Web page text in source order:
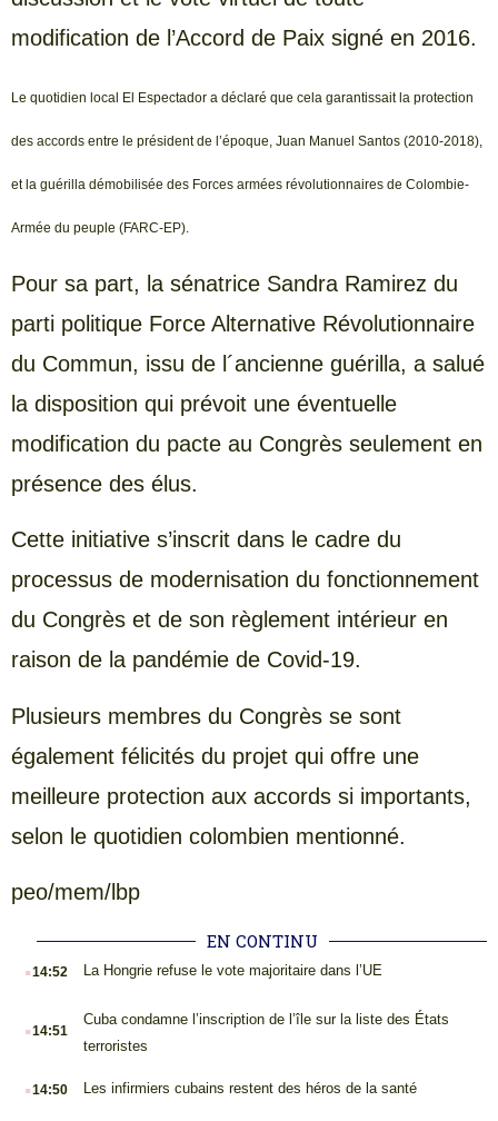
modification de l’Accord de Paix signé en 2016.
Le quotidien local El Espectador a déclaré que cela garantissait la protection
des accords entre le président de l’époque, Juan Manuel Santos (2010-2018),
et la guérilla démobilisée des Forces armées révolutionnaires de Colombie-
Armée du peuple (FARC-EP).
Pour sa part, la sénatrice Sandra Ramirez du
parti politique Force Alternative Révolutionnaire
du Commun, issu de l´ancienne guérilla, a salué
la disposition qui prévoit une éventuelle
modification du pacte au Congrès seulement en
présence des élus.
Cette initiative s’inscrit dans le cadre du
processus de modernisation du fonctionnement
du Congrès et de son règlement intérieur en
raison de la pandémie de Covid-19.
Plusieurs membres du Congrès se sont
également félicités du projet qui offre une
meilleure protection aux accords si importants,
selon le quotidien colombien mentionné.
peo/mem/lbp
EN CONTINU
.14:52 La Hongrie refuse le vote majoritaire dans l’UE
.14:51
Cuba condamne l’inscription de l’île sur la liste des États
terroristes
.14:50 Les infirmiers cubains restent des héros de la santé